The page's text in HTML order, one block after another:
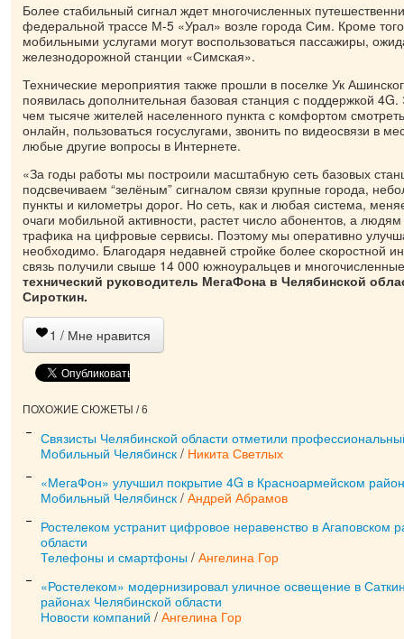
Более стабильный сигнал ждет многочисленных
федеральной трассе М-5 «Урал» возле города Сим. Кроме
мобильными услугами могут воспользоваться пассажиры,
железнодорожной станции «Симская».
Технические мероприятия также прошли в поселке Ук
появилась дополнительная базовая станция с поддержкой
чем тысяче жителей населенного пункта с комфортом
онлайн, пользоваться госуслугами, звонить по видеосвязи в
любые другие вопросы в Интернете.
«За годы работы мы построили масштабную сеть базовых
подсвечиваем “зелёным” сигналом связи крупные города,
пункты и километры дорог. Но сеть, как и любая система,
очаги мобильной активности, растет число абонентов, а
трафика на цифровые сервисы. Поэтому мы оперативно
необходимо. Благодаря недавней стройке более скоростной
связь получили свыше 14 000 южноуральцев и
технический руководитель МегаФона в Челябинской
Сироткин.
1 / Мне нравится
ПОХОЖИЕ СЮЖЕТЫ / 6
Связисты Челябинской области отметили
Мобильный Челябинск / Никита Светлых
«МегаФон» улучшил покрытие 4G в Красноармейском
Мобильный Челябинск / Андрей Абрамов
Ростелеком устранит цифровое неравенство в Агаповском
области
Телефоны и смартфоны / Ангелина Гор
«Ростелеком» модернизировал уличное освещение в
районах Челябинской области
Новости компаний / Ангелина Гор